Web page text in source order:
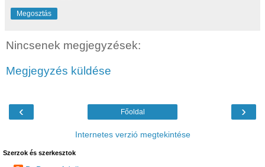
Megosztás
Nincsenek megjegyzések:
Megjegyzés küldése
‹ ›
Főoldal
Internetes verzió megtekintése
Szerzok és szerkesztok